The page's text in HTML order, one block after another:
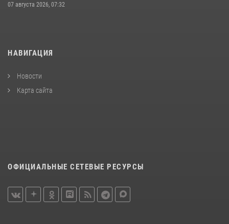
07 августа 2026, 07:32
НАВИГАЦИЯ
Новости
Карта сайта
ОФИЦИАЛЬНЫЕ СЕТЕВЫЕ РЕСУРСЫ